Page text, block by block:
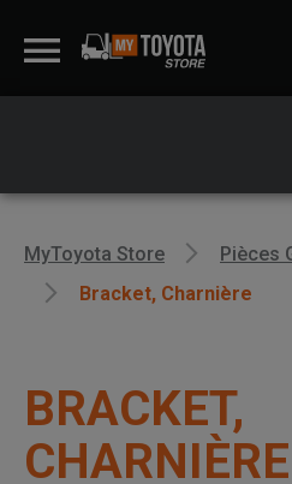
MyToyota Store
Pièces
Bracket, Charnière
BRACKET,
CHARNIÈRE